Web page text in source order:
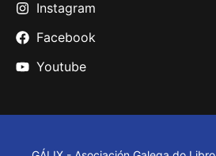
Instagram
Facebook
Youtube